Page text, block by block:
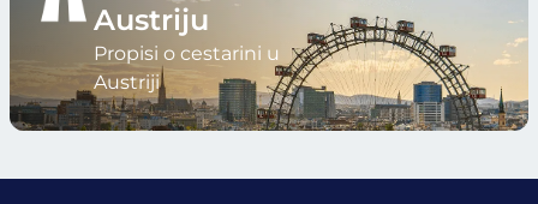
Austriju
Propisi o cestarini u
Austriji